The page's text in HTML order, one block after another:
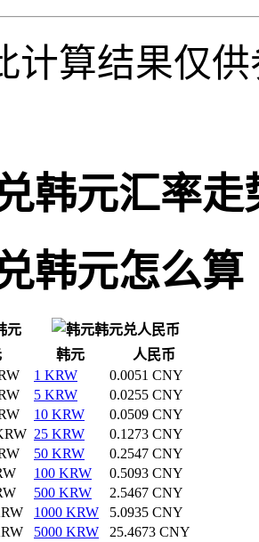
计算结果仅
韩元汇率走
韩元怎么算
元
韩元兑人民币
韩元
人民币
1 KRW
0.0051 CNY
5 KRW
0.0255 CNY
10 KRW
0.0509 CNY
25 KRW
0.1273 CNY
50 KRW
0.2547 CNY
100 KRW
0.5093 CNY
500 KRW
2.5467 CNY
1000 KRW
5.0935 CNY
5000 KRW
25.4673 CNY